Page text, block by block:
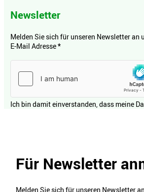
Newsletter
Melden Sie sich für unseren Newsletter
E-Mail Adresse*
Ich bin damit einverstanden, dass meine
Für Newsletter
Melden Sie sich für unseren Newsletter